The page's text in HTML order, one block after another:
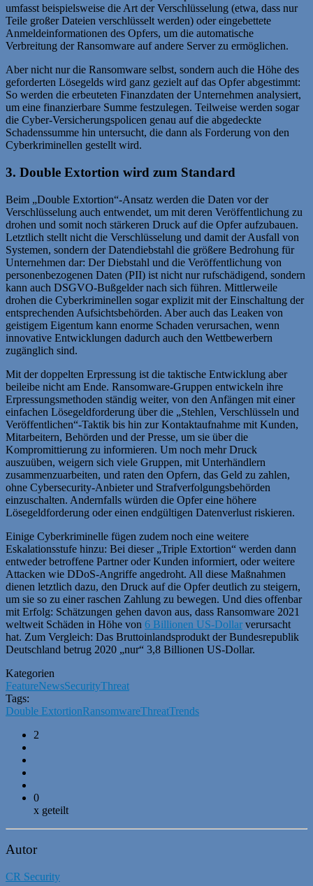
umfasst beispielsweise die Art der Verschlüsselung (etwa, dass nur
Teile großer Dateien verschlüsselt werden) oder eingebettete
Anmeldeinformationen des Opfers, um die automatische
Verbreitung der Ransomware auf andere Server zu ermöglichen.
Aber nicht nur die Ransomware selbst, sondern auch die Höhe des
geforderten Lösegelds wird ganz gezielt auf das Opfer abgestimmt:
So werden die erbeuteten Finanzdaten der Unternehmen analysiert,
um eine finanzierbare Summe festzulegen. Teilweise werden sogar
die Cyber-Versicherungspolicen genau auf die abgedeckte
Schadenssumme hin untersucht, die dann als Forderung von den
Cyberkriminellen gestellt wird.
3. Double Extortion wird zum Standard
Beim „Double Extortion“-Ansatz werden die Daten vor der
Verschlüsselung auch entwendet, um mit deren Veröffentlichung zu
drohen und somit noch stärkeren Druck auf die Opfer aufzubauen.
Letztlich stellt nicht die Verschlüsselung und damit der Ausfall von
Systemen, sondern der Datendiebstahl die größere Bedrohung für
Unternehmen dar: Der Diebstahl und die Veröffentlichung von
personenbezogenen Daten (PII) ist nicht nur rufschädigend, sondern
kann auch DSGVO-Bußgelder nach sich führen. Mittlerweile
drohen die Cyberkriminellen sogar explizit mit der Einschaltung der
entsprechenden Aufsichtsbehörden. Aber auch das Leaken von
geistigem Eigentum kann enorme Schaden verursachen, wenn
innovative Entwicklungen dadurch auch den Wettbewerbern
zugänglich sind.
Mit der doppelten Erpressung ist die taktische Entwicklung aber
beileibe nicht am Ende. Ransomware-Gruppen entwickeln ihre
Erpressungsmethoden ständig weiter, von den Anfängen mit einer
einfachen Lösegeldforderung über die „Stehlen, Verschlüsseln und
Veröffentlichen“-Taktik bis hin zur Kontaktaufnahme mit Kunden,
Mitarbeitern, Behörden und der Presse, um sie über die
Kompromittierung zu informieren. Um noch mehr Druck
auszuüben, weigern sich viele Gruppen, mit Unterhändlern
zusammenzuarbeiten, und raten den Opfern, das Geld zu zahlen,
ohne Cybersecurity-Anbieter und Strafverfolgungsbehörden
einzuschalten. Andernfalls würden die Opfer eine höhere
Lösegeldforderung oder einen endgültigen Datenverlust riskieren.
Einige Cyberkriminelle fügen zudem noch eine weitere
Eskalationsstufe hinzu: Bei dieser „Triple Extortion“ werden dann
entweder betroffene Partner oder Kunden informiert, oder weitere
Attacken wie DDoS-Angriffe angedroht. All diese Maßnahmen
dienen letztlich dazu, den Druck auf die Opfer deutlich zu steigern,
um sie so zu einer raschen Zahlung zu bewegen. Und dies offenbar
mit Erfolg: Schätzungen gehen davon aus, dass Ransomware 2021
weltweit Schäden in Höhe von 6 Billionen US-Dollar verursacht
hat. Zum Vergleich: Das Bruttoinlandsprodukt der Bundesrepublik
Deutschland betrug 2020 „nur“ 3,8 Billionen US-Dollar.
Kategorien
FeatureNewsSecurityThreat
Tags:
Double ExtortionRansomwareThreatTrends
2
0
x geteilt
Autor
CR Security